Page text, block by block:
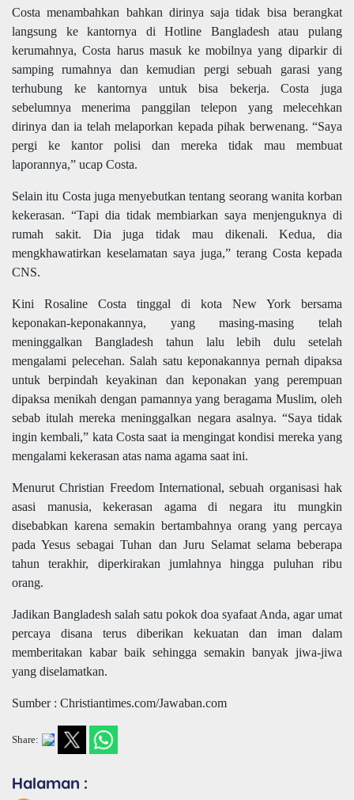
Costa menambahkan bahkan dirinya saja tidak bisa berangkat
langsung ke kantornya di Hotline Bangladesh atau pulang
kerumahnya, Costa harus masuk ke mobilnya yang diparkir di
samping rumahnya dan kemudian pergi sebuah garasi yang
terhubung ke kantornya untuk bisa bekerja. Costa juga
sebelumnya menerima panggilan telepon yang melecehkan
dirinya dan ia telah melaporkan kepada pihak berwenang. “Saya
pergi ke kantor polisi dan mereka tidak mau membuat
laporannya,” ucap Costa.
Selain itu Costa juga menyebutkan tentang seorang wanita korban
kekerasan. “Tapi dia tidak membiarkan saya menjenguknya di
rumah sakit. Dia juga tidak mau dikenali. Kedua, dia
mengkhawatirkan keselamatan saya juga,” terang Costa kepada
CNS.
Kini Rosaline Costa tinggal di kota New York bersama
keponakan-keponakannya, yang masing-masing telah
meninggalkan Bangladesh tahun lalu lebih dulu setelah
mengalami pelecehan. Salah satu keponakannya pernah dipaksa
untuk berpindah keyakinan dan keponakan yang perempuan
dipaksa menikah dengan pamannya yang beragama Muslim, oleh
sebab itulah mereka meninggalkan negara asalnya. “Saya tidak
ingin kembali,” kata Costa saat ia mengingat kondisi mereka yang
mengalami kekerasan atas nama agama saat ini.
Menurut Christian Freedom International, sebuah organisasi hak
asasi manusia, kekerasan agama di negara itu mungkin
disebabkan karena semakin bertambahnya orang yang percaya
pada Yesus sebagai Tuhan dan Juru Selamat selama beberapa
tahun terakhir, diperkirakan jumlahnya hingga puluhan ribu
orang.
Jadikan Bangladesh salah satu pokok doa syafaat Anda, agar umat
percaya disana terus diberikan kekuatan dan iman dalam
memberitakan kabar baik sehingga semakin banyak jiwa-jiwa
yang diselamatkan.
Sumber : Christiantimes.com/Jawaban.com
Share:
Halaman :